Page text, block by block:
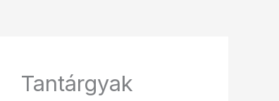
Tantárgyak